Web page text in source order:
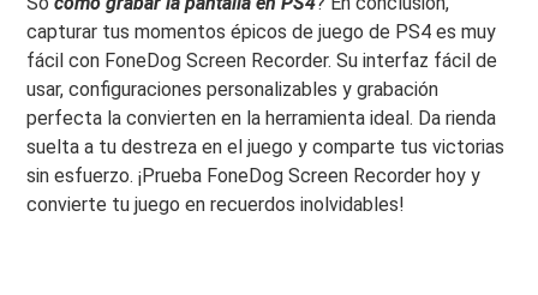
capturar tus momentos épicos de juego de PS4 es muy
fácil con FoneDog Screen Recorder. Su interfaz fácil de
usar, configuraciones personalizables y grabación
perfecta la convierten en la herramienta ideal. Da rienda
suelta a tu destreza en el juego y comparte tus victorias
sin esfuerzo. ¡Prueba FoneDog Screen Recorder hoy y
convierte tu juego en recuerdos inolvidables!